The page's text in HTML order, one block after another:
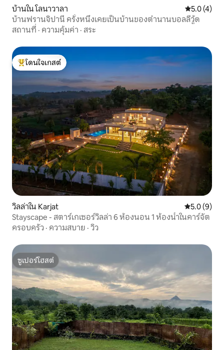
บ้านใน โลนาวาลา คะแนนเฉลี่
5.0 (4)
บ้านฟรานจิปานี ครั้งหนึ่งเคยเป็นบ้านของตำนานบอลลีวู้ด
สถานที่ · ความคุ้มค่า · สระ
โดนใจเกสต์ที่สุด
โดนใจเกสต์
วิลล่าใน Karjat คะแนนเฉลี่
5.0 (9)
Stayscape - สตาร์เกเซอร์วิลล่า 6 ห้องนอน 1 ห้องน้ำในคาร์จัต
ครอบครัว · ความสบาย · วิว
ซูเปอร์โฮสต์
ซูเปอร์โฮสต์